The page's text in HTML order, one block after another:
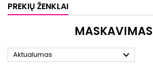
PREKIŲ ŽENKLAI
MASKAVIMAS
Aktualumas 